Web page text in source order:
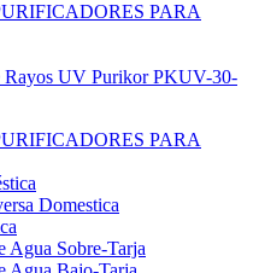
PARA
Rayos UV Purikor PKUV-30-
PARA
Domestica
Agua Sobre-Tarja